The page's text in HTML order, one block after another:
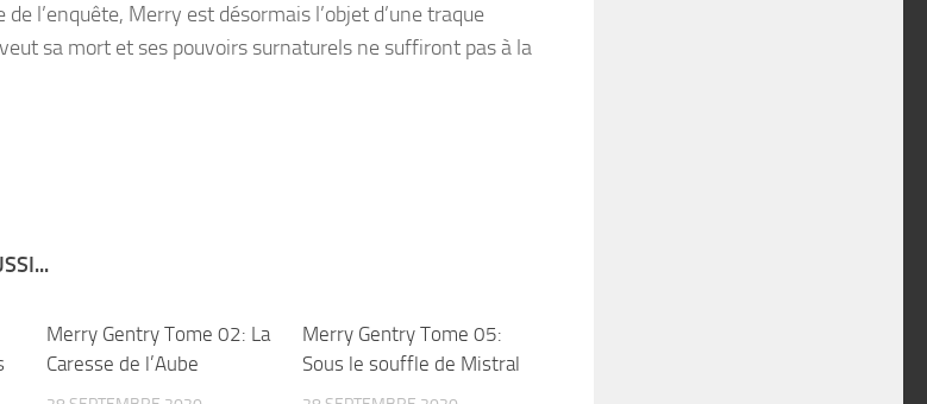
l’enquête, Merry est désormais l’objet d’une traque
sa mort et ses pouvoirs surnaturels ne suffiront pas à la
Merry Gentry Tome 02: La
Caresse de l’Aube
Merry Gentry Tome 05:
Sous le souffle de Mistral